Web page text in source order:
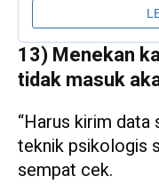
13) Menekan
tidak masuk
“Harus kirim data
teknik psikologis
sempat cek.